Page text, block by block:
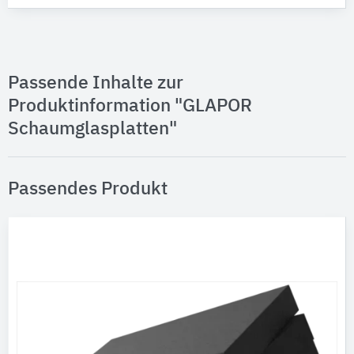
Passende Inhalte zur
Produktinformation "GLAPOR
Schaumglasplatten"
Passendes Produkt